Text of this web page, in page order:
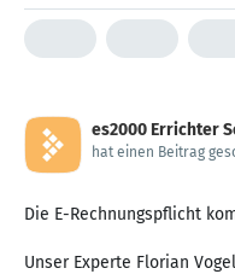
es2000 Errichter
hat einen Beitrag
Die E-Rechnungspflicht
Unser Experte Florian